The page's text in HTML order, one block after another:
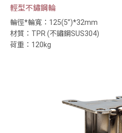
輕型不鏽鋼輪
輪徑*輪寬：125(5”)*32mm
材質：TPR (不鏽鋼SUS304)
荷重：120kg